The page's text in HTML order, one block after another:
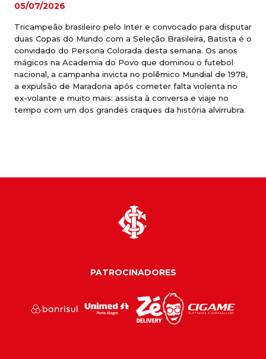
05/07/2026
Tricampeão brasileiro pelo Inter e convocado para disputar
duas Copas do Mundo com a Seleção Brasileira, Batista é o
convidado do Persona Colorada desta semana. Os anos
mágicos na Academia do Povo que dominou o futebol
nacional, a campanha invicta no polêmico Mundial de 1978,
a expulsão de Maradona após cometer falta violenta no
ex-volante e muito mais: assista à conversa e viaje no
tempo com um dos grandes craques da história alvirrubra.
PATROCINADORES